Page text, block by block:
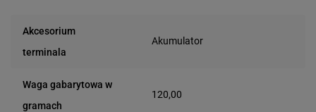
Akcesorium
terminala
Akumulator
Waga gabarytowa w
gramach
120,00